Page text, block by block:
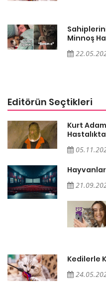
Minnoş
Editörün Seçtikleri
Kurt
Kedilerle